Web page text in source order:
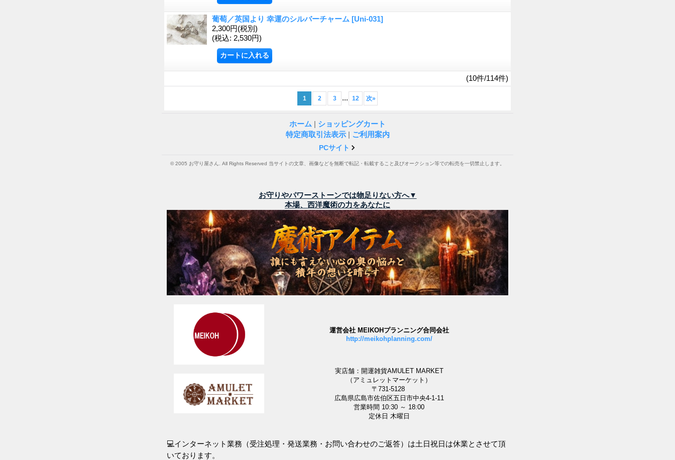
葡萄／英国より 幸運のシルバーチャーム [Uni-031]
2,300円(税別)
(税込: 2,530円)
(10件/114件)
1 2 3 ... 12 次»
ホーム | ショッピングカート
特定商取引法表示 | ご利用案内
PCサイト
© 2005 お守り屋さん. All Rights Reserved 当サイトの文章、画像などを無断で転記・転載すること及びオークション等での転売を一切禁止します。
お守りやパワーストーンでは物足りない方へ▼
本場、西洋魔術の力をあなたに
運営会社 MEIKOHプランニング合同会社
http://meikohplanning.com/
実店舗：開運雑貨AMULET MARKET
（アミュレットマーケット）
〒731-5128
広島県広島市佐伯区五日市中央4-1-11
営業時間 10:30 ～ 18:00
定休日 木曜日
💻インターネット業務（受注処理・発送業務・お問い合わせのご返答）は土日祝日は休業とさせて頂
いております。